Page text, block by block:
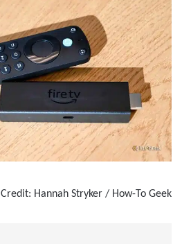
Credit: Hannah Stryker / How-To Geek